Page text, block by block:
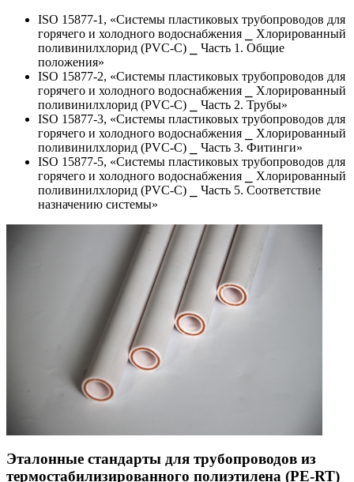
ISO 15877-1, «Системы пластиковых трубопроводов для
горячего и холодного водоснабжения ⎯ Хлорированный
поливинилхлорид (PVC-C) ⎯ Часть 1. Общие
положения»
ISO 15877-2, «Системы пластиковых трубопроводов для
горячего и холодного водоснабжения ⎯ Хлорированный
поливинилхлорид (PVC-C) ⎯ Часть 2. Трубы»
ISO 15877-3, «Системы пластиковых трубопроводов для
горячего и холодного водоснабжения ⎯ Хлорированный
поливинилхлорид (PVC-C) ⎯ Часть 3. Фитинги»
ISO 15877-5, «Системы пластиковых трубопроводов для
горячего и холодного водоснабжения ⎯ Хлорированный
поливинилхлорид (PVC-C) ⎯ Часть 5. Соответствие
назначению системы»
Эталонные стандарты для трубопроводов из
термостабилизированного полиэтилена (PE-RT)